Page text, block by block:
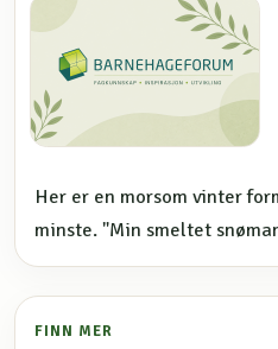
Her er en morsom vinter
minste. "Min smeltet
FINN MER